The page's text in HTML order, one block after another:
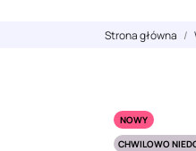
Strona główna
NOWY
CHWILOWO